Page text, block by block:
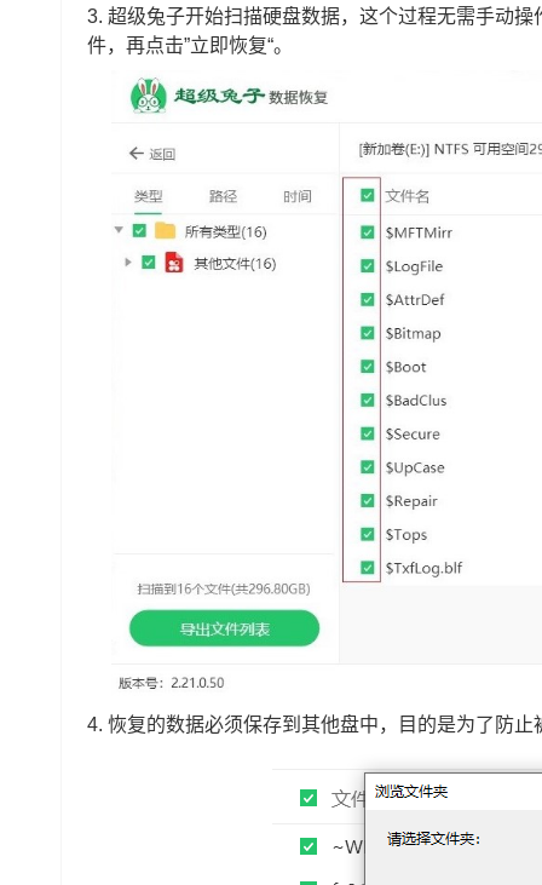
3. 超级兔子开始扫描硬盘数据，这个过程无需手动
件，再点击”立即恢复“。
4. 恢复的数据必须保存到其他盘中，目的是为了防